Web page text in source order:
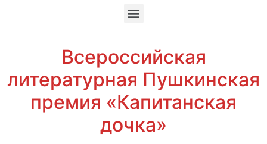
Всероссийская
литературная Пушкинская
премия «Капитанская
дочка»